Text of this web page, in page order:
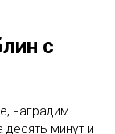
с
наградим
минут и